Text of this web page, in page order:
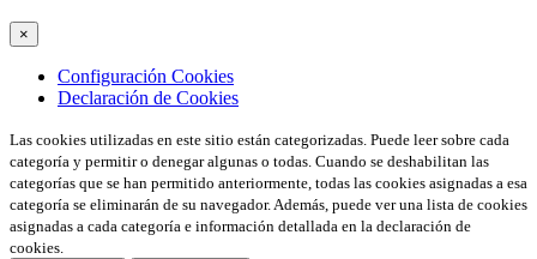
×
Configuración Cookies
Declaración de Cookies
Las cookies utilizadas en este sitio están categorizadas. Puede leer sobre cada
categoría y permitir o denegar algunas o todas. Cuando se deshabilitan las
categorías que se han permitido anteriormente, todas las cookies asignadas a esa
categoría se eliminarán de su navegador. Además, puede ver una lista de cookies
asignadas a cada categoría e información detallada en la declaración de
cookies.